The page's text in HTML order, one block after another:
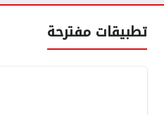
تطبيقات مفترحة